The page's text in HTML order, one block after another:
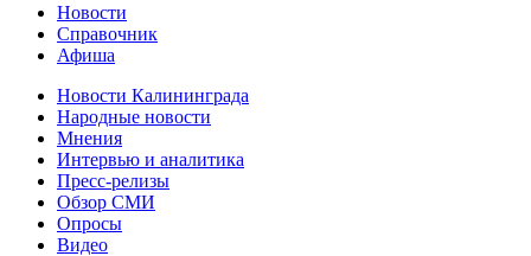
Новости
Справочник
Афиша
Новости Калининграда
Народные новости
Мнения
Интервью и аналитика
Пресс-релизы
Обзор СМИ
Опросы
Видео